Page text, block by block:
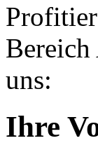
uns:
Ihre